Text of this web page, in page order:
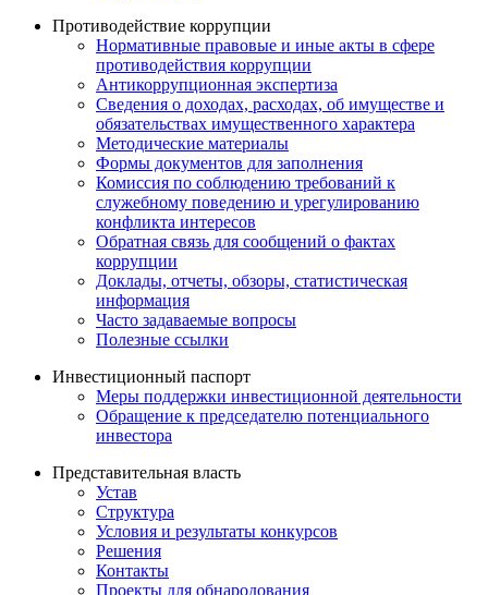
Противодействие коррупции
Нормативные правовые и иные акты в сфере
противодействия коррупции
Антикоррупционная экспертиза
Сведения о доходах, расходах, об имуществе и
обязательствах имущественного характера
Методические материалы
Формы документов для заполнения
Комиссия по соблюдению требований к
служебному поведению и урегулированию
конфликта интересов
Обратная связь для сообщений о фактах
коррупции
Доклады, отчеты, обзоры, статистическая
информация
Часто задаваемые вопросы
Полезные ссылки
Инвестиционный паспорт
Меры поддержки инвестиционной деятельности
Обращение к председателю потенциального
инвестора
Представительная власть
Устав
Структура
Условия и результаты конкурсов
Решения
Контакты
Проекты для обнародования